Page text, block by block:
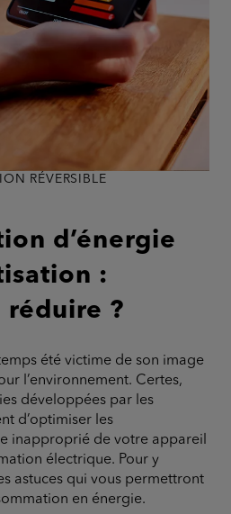
RÉVERSIBLE
d’énergie
:
réduire ?
été victime de son image
l’environnement. Certes,
développées par les
d’optimiser les
inapproprié de votre appareil
électrique. Pour y
astuces qui vous permettront
en énergie.